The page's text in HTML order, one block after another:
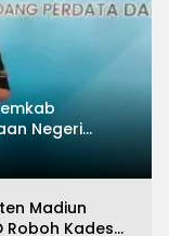
Negeri
Madiun
Roboh Kades